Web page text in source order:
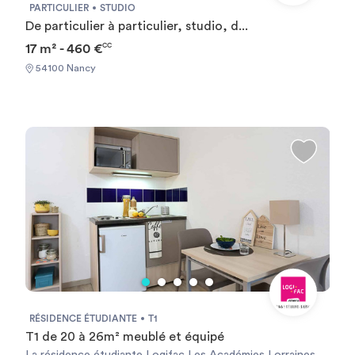
d’une pièce à vivre avec lit gigogne, table, chaises, bureau
et étagère murale TV et connexion internet.
PARTICULIER STUDIO
De particulier à particulier, studio, d...
17 m² - 460 €CC
54100 Nancy
RÉSIDENCE ÉTUDIANTE T1
T1 de 20 à 26m² meublé et équipé